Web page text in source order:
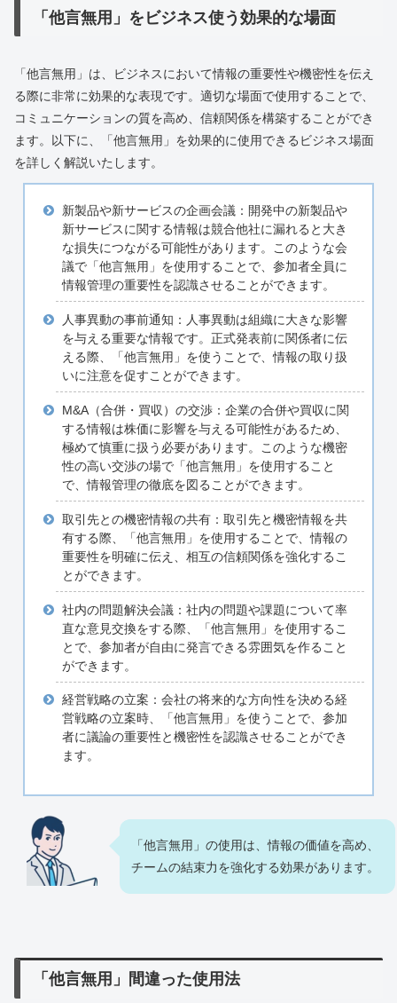
「他言無用」をビジネス使う効果的な場面
「他言無用」は、ビジネスにおいて情報の重要性や機密性を伝え
る際に非常に効果的な表現です。適切な場面で使用することで、
コミュニケーションの質を高め、信頼関係を構築することができ
ます。以下に、「他言無用」を効果的に使用できるビジネス場面
を詳しく解説いたします。
新製品や新サービスの企画会議：開発中の新製品や
新サービスに関する情報は競合他社に漏れると大き
な損失につながる可能性があります。このような会
議で「他言無用」を使用することで、参加者全員に
情報管理の重要性を認識させることができます。
人事異動の事前通知：人事異動は組織に大きな影響
を与える重要な情報です。正式発表前に関係者に伝
える際、「他言無用」を使うことで、情報の取り扱
いに注意を促すことができます。
M&A（合併・買収）の交渉：企業の合併や買収に関
する情報は株価に影響を与える可能性があるため、
極めて慎重に扱う必要があります。このような機密
性の高い交渉の場で「他言無用」を使用すること
で、情報管理の徹底を図ることができます。
取引先との機密情報の共有：取引先と機密情報を共
有する際、「他言無用」を使用することで、情報の
重要性を明確に伝え、相互の信頼関係を強化するこ
とができます。
社内の問題解決会議：社内の問題や課題について率
直な意見交換をする際、「他言無用」を使用するこ
とで、参加者が自由に発言できる雰囲気を作ること
ができます。
経営戦略の立案：会社の将来的な方向性を決める経
営戦略の立案時、「他言無用」を使うことで、参加
者に議論の重要性と機密性を認識させることができ
ます。
「他言無用」の使用は、情報の価値を高め、
チームの結束力を強化する効果があります。
「他言無用」間違った使用法